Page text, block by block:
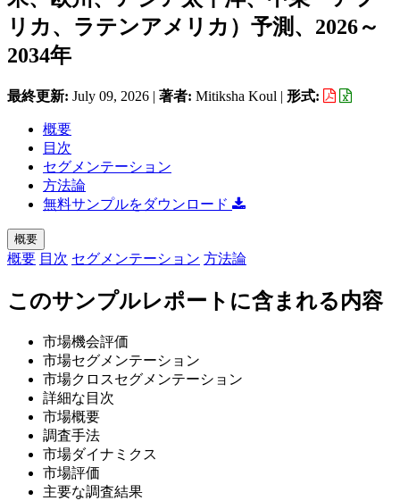
リカ、ラテンアメリカ）予測、2026～
2034年
最終更新: July 09, 2026 | 著者: Mitiksha Koul | 形式:
概要
目次
セグメンテーション
方法論
無料サンプルをダウンロード
概要
概要 目次 セグメンテーション 方法論
このサンプルレポートに含まれる内容
市場機会評価
市場セグメンテーション
市場クロスセグメンテーション
詳細な目次
市場概要
調査手法
市場ダイナミクス
市場評価
主要な調査結果